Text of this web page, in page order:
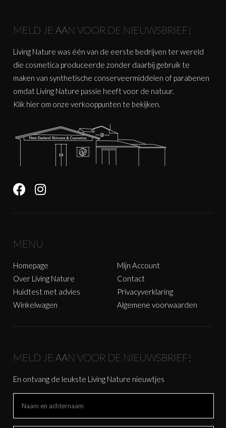
MELD JE AAN VOOR DE NIEUWSBRIEF!
Living Nature was één van de eerste bedrijven ter wereld
die cosmetica produceerde zonder daarbij gebruik te
maken van synthetische conserveermiddelen of parabenen
omdat Living Nature passie heeft voor de natuur.
Klik hier om onze verkooppunten te bekijken.
MENU
Homepage
Over Living Nature
Huidtest met advies
Winkelwagen
Mijn Account
Contact
Privacyverklaring
Algemene voorwaarden
MELD JE AAN VOOR DE NIEUWSBRIEF!
En ontvang de leukste Living Nature nieuwtjes